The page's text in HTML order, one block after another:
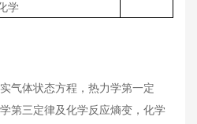
学
气体状态方程，热力学第一定
第三定律及化学反应熵变，化学